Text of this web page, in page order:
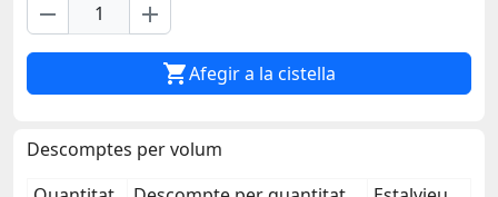
remove add
Afegir a la cistella
Descomptes per volum